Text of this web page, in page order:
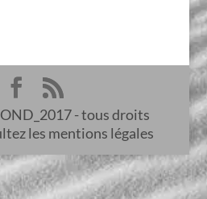
- tous droits
les mentions légales